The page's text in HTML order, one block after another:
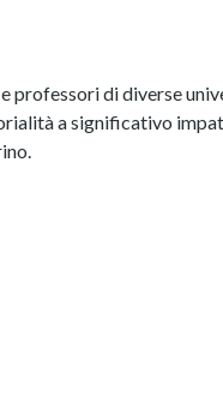
professori di diverse
a significativo